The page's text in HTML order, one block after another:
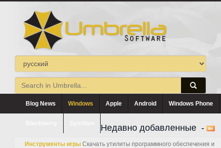
Blog News Windows Apple Android Windows Phone
Недавно добавленные -
Инструменты игры Скачать утилиты программного обеспечения и